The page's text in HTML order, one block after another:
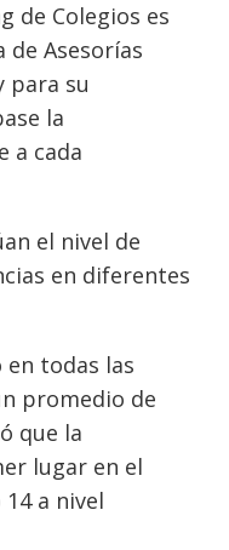
de Colegios es
Asesorías
para su
la
a cada
el nivel de
en diferentes
en todas las
promedio de
que la
lugar en el
a nivel